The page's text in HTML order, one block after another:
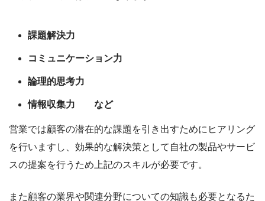
課題解決力
コミュニケーション力
論理的思考力
情報収集力 など
営業では顧客の潜在的な課題を引き出すためにヒアリング
を行いますし、効果的な解決策として自社の製品やサービ
スの提案を行うため上記のスキルが必要です。
また顧客の業界や関連分野についての知識も必要となるた